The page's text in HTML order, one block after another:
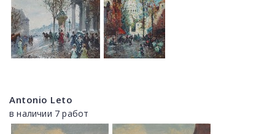
Antonio Leto
в наличии 7 работ